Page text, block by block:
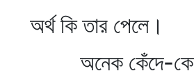
কি তার পেলে।
কেঁদে-